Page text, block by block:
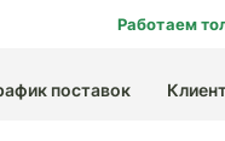
Работаем
поставок